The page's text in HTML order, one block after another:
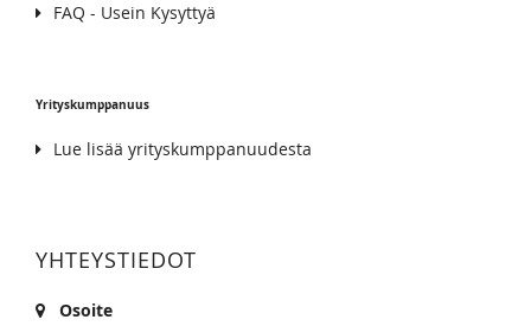
FAQ - Usein Kysyttyä
Yrityskumppanuus
Lue lisää yrityskumppanuudesta
YHTEYSTIEDOT
Osoite